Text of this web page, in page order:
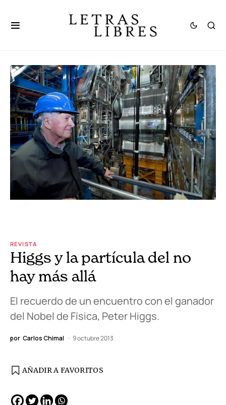
REVISTA
Higgs y la partícula del no
hay más allá
El recuerdo de un encuentro con el ganador
del Nobel de Física, Peter Higgs.
por Carlos Chimal 9 octubre 2013
AÑADIR A FAVORITOS